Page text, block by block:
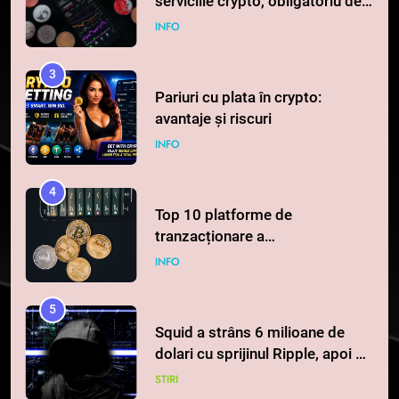
la 1 iulie în România
INFO
3
Pariuri cu plata în crypto:
avantaje și riscuri
INFO
4
Top 10 platforme de
tranzacționare a
criptomonedelor în 2026
INFO
5
Squid a strâns 6 milioane de
dolari cu sprijinul Ripple, apoi a
pierdut jumătate din aceștia
STIRI